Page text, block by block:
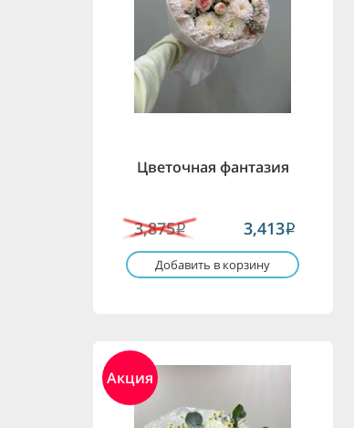
Цветочная фантазия
3,875i 3,413i
Добавить в корзину
Акция